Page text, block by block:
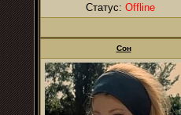
Статус: Offline
Сон